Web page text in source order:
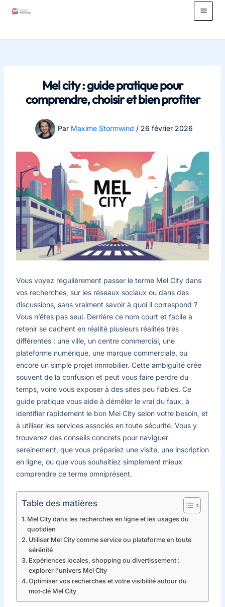
Main
Mel city : guide pratique pour
comprendre, choisir et bien profiter
Par Maxime Stormwind / 26 février 2026
Vous voyez régulièrement passer le terme Mel City dans
vos recherches, sur les réseaux sociaux ou dans des
discussions, sans vraiment savoir à quoi il correspond ?
Vous n’êtes pas seul. Derrière ce nom court et facile à
retenir se cachent en réalité plusieurs réalités très
différentes : une ville, un centre commercial, une
plateforme numérique, une marque commerciale, ou
encore un simple projet immobilier. Cette ambiguïté crée
souvent de la confusion et peut vous faire perdre du
temps, voire vous exposer à des sites peu fiables. Ce
guide pratique vous aide à démêler le vrai du faux, à
identifier rapidement le bon Mel City selon votre besoin, et
à utiliser les services associés en toute sécurité. Vous y
trouverez des conseils concrets pour naviguer
sereinement, que vous prépariez une visite, une inscription
en ligne, ou que vous souhaitiez simplement mieux
comprendre ce terme omniprésent.
Table des matières
Mel City dans les recherches en ligne et les usages du
quotidien
Utiliser Mel City comme service ou plateforme en toute
sérénité
Expériences locales, shopping ou divertissement :
explorer l’univers Mel City
Optimiser vos recherches et votre visibilité autour du
mot‑clé Mel City